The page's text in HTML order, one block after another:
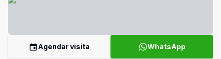
Agendar visita WhatsApp